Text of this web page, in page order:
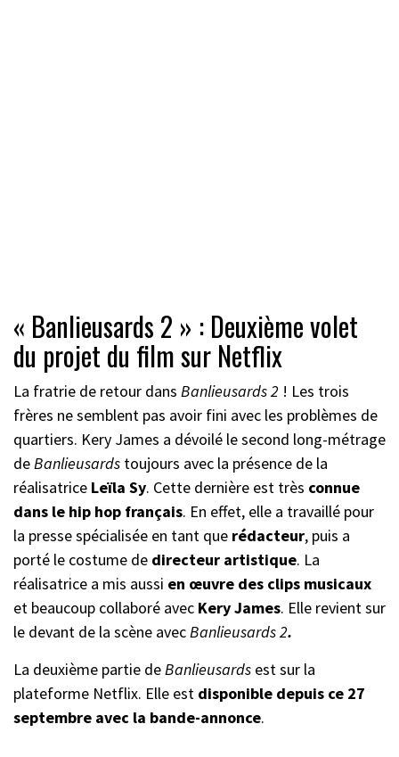
« Banlieusards 2 » : Deuxième volet
du projet du film sur Netflix
La fratrie de retour dans Banlieusards 2 ! Les trois
frères ne semblent pas avoir fini avec les problèmes de
quartiers. Kery James a dévoilé le second long-métrage
deBanlieusards toujours avec la présence de la
réalisatrice Leïla Sy. Cette dernière est très connue
dans le hip hop français. En effet, elle a travaillé pour
la presse spécialisée en tant que rédacteur, puis a
porté le costume de directeur artistique. La
réalisatrice a mis aussi en œuvre des clips musicaux
et beaucoup collaboré avec Kery James. Elle revient sur
le devant de la scène avecBanlieusards 2.
La deuxième partie deBanlieusards est sur la
plateforme Netflix. Elle est disponible depuis ce 27
septembre avec la bande-annonce.